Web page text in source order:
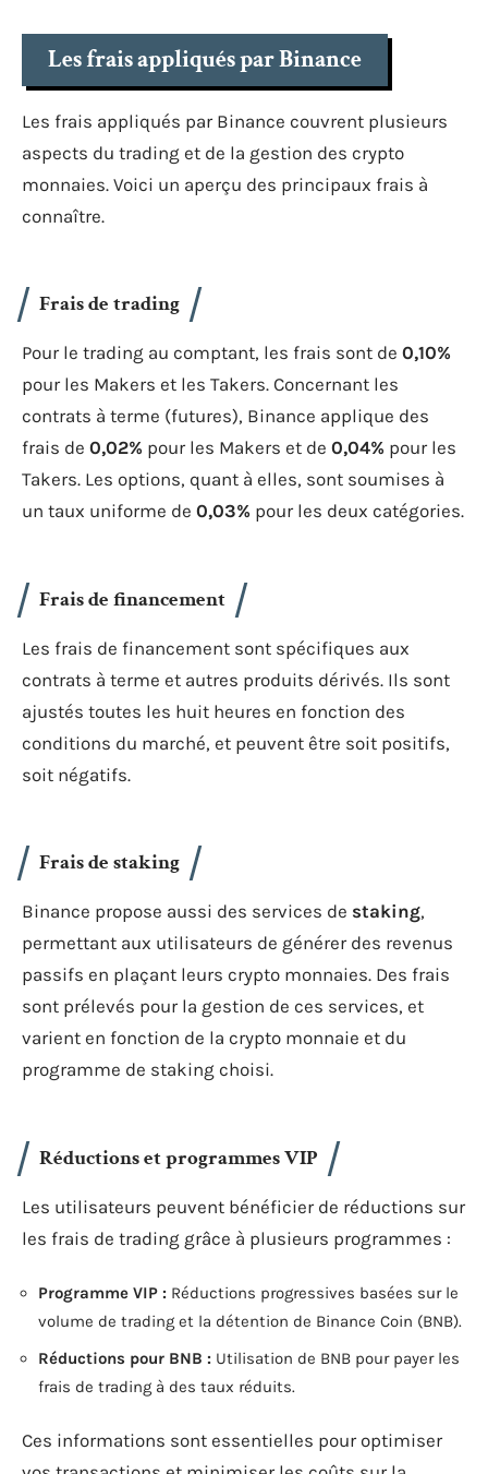
Les frais appliqués par Binance
Les frais appliqués par Binance couvrent plusieurs
aspects du trading et de la gestion des crypto
monnaies. Voici un aperçu des principaux frais à
connaître.
Frais de trading
Pour le trading au comptant, les frais sont de 0,10%
pour les Makers et les Takers. Concernant les
contrats à terme (futures), Binance applique des
frais de 0,02% pour les Makers et de 0,04% pour les
Takers. Les options, quant à elles, sont soumises à
un taux uniforme de 0,03% pour les deux catégories.
Frais de financement
Les frais de financement sont spécifiques aux
contrats à terme et autres produits dérivés. Ils sont
ajustés toutes les huit heures en fonction des
conditions du marché, et peuvent être soit positifs,
soit négatifs.
Frais de staking
Binance propose aussi des services de staking,
permettant aux utilisateurs de générer des revenus
passifs en plaçant leurs crypto monnaies. Des frais
sont prélevés pour la gestion de ces services, et
varient en fonction de la crypto monnaie et du
programme de staking choisi.
Réductions et programmes VIP
Les utilisateurs peuvent bénéficier de réductions sur
les frais de trading grâce à plusieurs programmes :
Programme VIP : Réductions progressives basées sur le
volume de trading et la détention de Binance Coin (BNB).
Réductions pour BNB : Utilisation de BNB pour payer les
frais de trading à des taux réduits.
Ces informations sont essentielles pour optimiser